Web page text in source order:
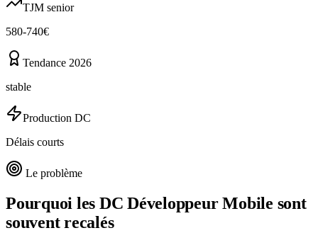
TJM senior
580-740€
Tendance 2026
stable
Production DC
Délais courts
Le problème
Pourquoi les DCDéveloppeur Mobile sont
souvent recalés